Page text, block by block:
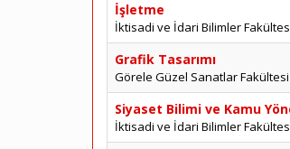
İşletme
İktisadi ve İdari Bilimler
Grafik Tasarımı
Görele Güzel Sanatlar Fakültesi
Siyaset Bilimi ve Kamu
İktisadi ve İdari Bilimler